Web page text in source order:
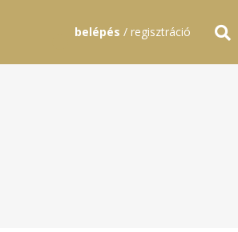
belépés / regisztráció